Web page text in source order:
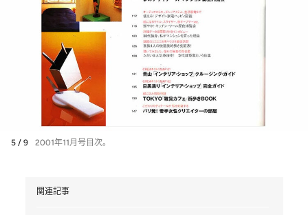
5 / 9 2001年11月号目次。
関連記事